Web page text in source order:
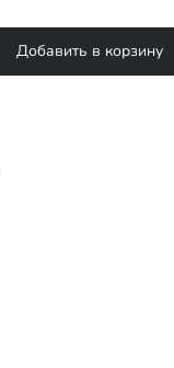
Добавить в корзину